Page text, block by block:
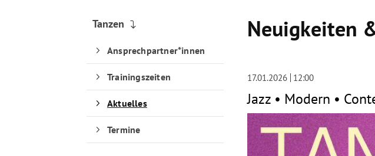
Neuigkeiten
17.01.2026 12:00
Jazz • Modern •
Tanzen
Ansprechpartner*innen
Trainingszeiten
Aktuelles
Termine